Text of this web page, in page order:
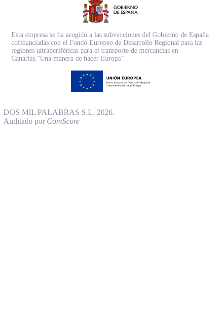
Esta empresa se ha acogido a las subvenciones del Gobierno de España
cofinanciadas con el Fondo Europeo de Desarrollo Regional para las
regiones ultraperiféricas para el transporte de mercancías en
Canarias.”Una manera de hacer Europa”
DOS MIL PALABRAS S.L. 2026.
Auditado por ComScore